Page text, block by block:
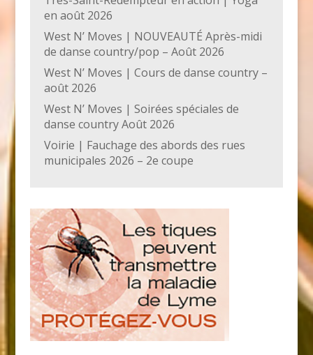
en août 2026
West N’ Moves | NOUVEAUTÉ Après-midi
de danse country/pop – Août 2026
West N’ Moves | Cours de danse country –
août 2026
West N’ Moves | Soirées spéciales de
danse country Août 2026
Voirie | Fauchage des abords des rues
municipales 2026 – 2e coupe